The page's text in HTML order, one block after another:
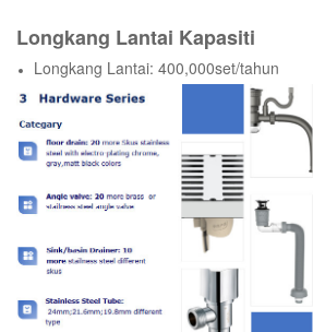
Longkang Lantai Kapasiti
Longkang Lantai: 400,000set/tahun